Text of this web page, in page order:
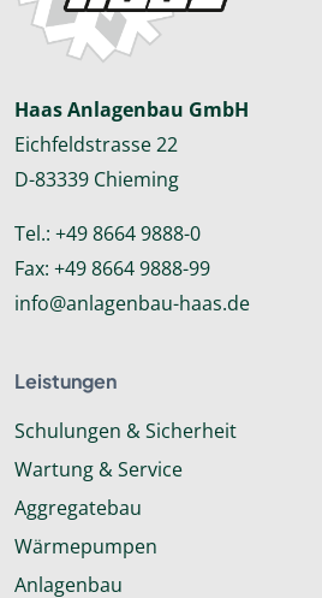
Haas Anlagenbau GmbH
Eichfeldstrasse 22
D-83339 Chieming
Tel.: +49 8664 9888-0
Fax: +49 8664 9888-99
info@anlagenbau-haas.de
Leistungen
Schulungen & Sicherheit
Wartung & Service
Aggregatebau
Wärmepumpen
Anlagenbau